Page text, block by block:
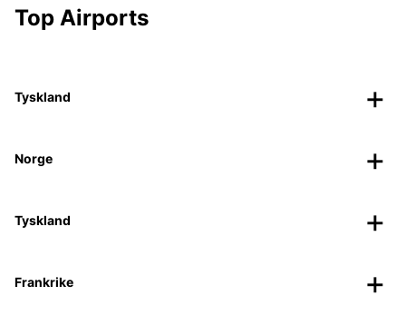
Top Airports
Tyskland
Norge
Tyskland
Frankrike